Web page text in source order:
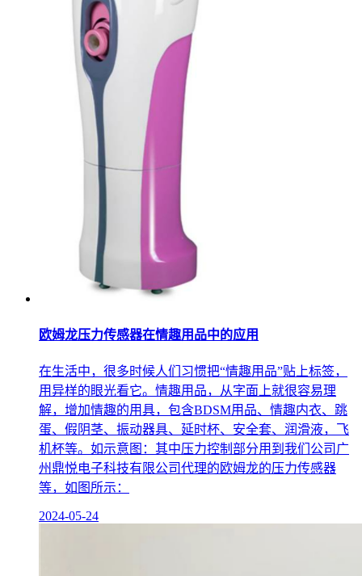
欧姆龙压力传感器在情趣用品中的应用
在生活中，很多时候人们习惯把“情趣用品”贴上标签，
用异样的眼光看它。情趣用品，从字面上就很容易理
解，增加情趣的用具，包含BDSM用品、情趣内衣、跳
蛋、假阴茎、振动器具、延时杯、安全套、润滑液，飞
机杯等。如示意图：其中压力控制部分用到我们公司广
州鼎悦电子科技有限公司代理的欧姆龙的压力传感器
等，如图所示：
2024-05-24